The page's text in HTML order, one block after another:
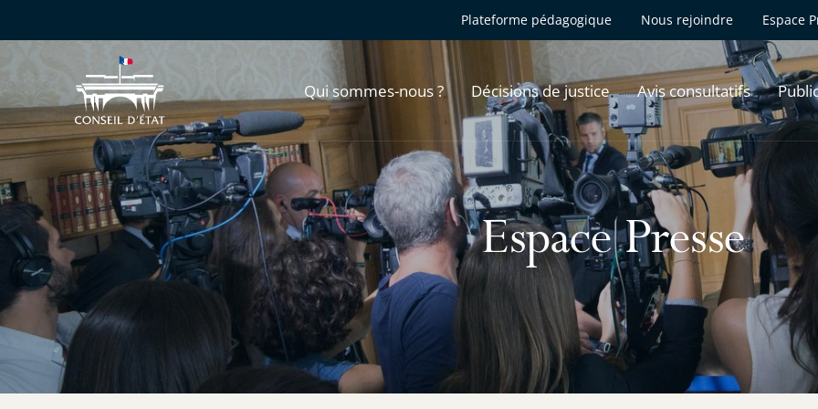
Plateforme pédagogique Nous rejoindre Espace
Qui sommes-nous ? Décisions de justice Avis consultatifs
Espace Presse